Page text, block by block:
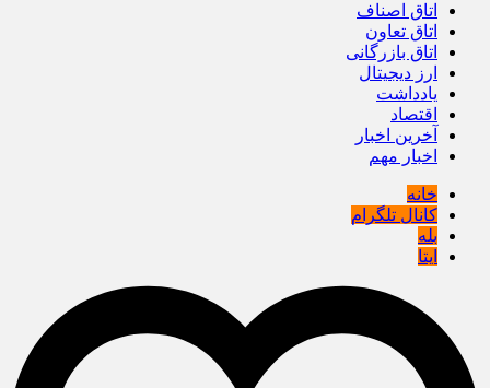
اتاق اصناف
اتاق تعاون
اتاق بازرگانی
ارز دیجیتال
یادداشت
اقتصاد
آخرین اخبار
اخبار مهم
خانه
کانال تلگرام
بله
ایتا